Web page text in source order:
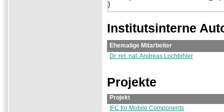
Institutsinterne
Ehemalige Mitarbeiter
Dr. rer. nat. Andreas Lochbihler
Projekte
Projekt
IFC for Mobile Components